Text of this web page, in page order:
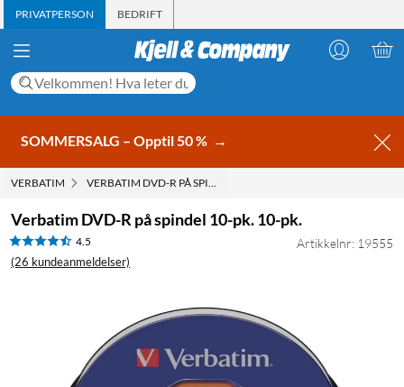
PRIVATPERSON BEDRIFT
SOMMERSALG – Opptil 50 % →
VERBATIM VERBATIM DVD-R PÅ SPINDEL 10-PK. 10-PK.
Verbatim DVD-R på spindel 10-pk. 10-pk.
4.5
(26 kundeanmeldelser)
Artikkelnr: 19555